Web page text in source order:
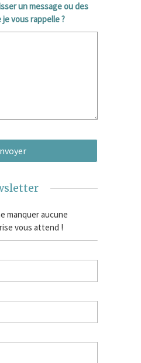
un message ou des
vous rappelle ?
manquer aucune
vous attend !